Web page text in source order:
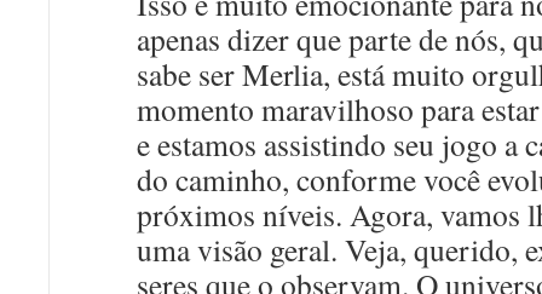
apenas dizer que parte de nós,
sabe ser Merlia, está muito
momento maravilhoso para
e estamos assistindo seu jogo a
do caminho, conforme você
próximos níveis. Agora, vamos
uma visão geral. Veja, querido,
seres que o observam. O